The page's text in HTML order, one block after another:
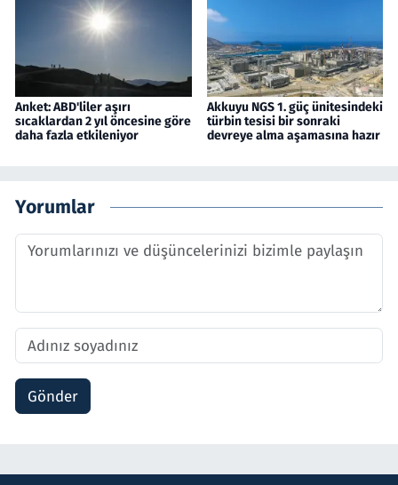
Anket: ABD'liler aşırı
sıcaklardan 2 yıl öncesine göre
daha fazla etkileniyor
Akkuyu NGS 1. güç ünitesindeki
türbin tesisi bir sonraki
devreye alma aşamasına hazır
Yorumlar
Gönder